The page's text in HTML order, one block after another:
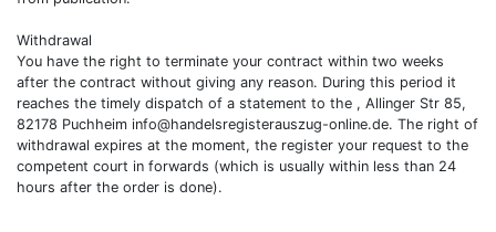
Withdrawal
You have the right to terminate your contract within two weeks
after the contract without giving any reason. During this period it
reaches the timely dispatch of a statement to the , Allinger Str 85,
82178 Puchheim info@handelsregisterauszug-online.de. The right of
withdrawal expires at the moment, the register your request to the
competent court in forwards (which is usually within less than 24
hours after the order is done).